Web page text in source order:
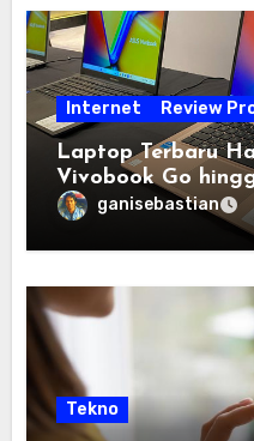
Internet Review
Laptop Terbaru
Vivobook Go
Semua Budget
ganisebastian
Tekno